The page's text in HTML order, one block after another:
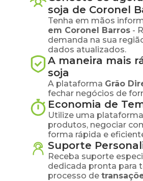
soja de Coronel
Tenha em mãos
em Coronel Barros -
demanda na sua
dados atualizados.
A maneira mais
soja
A plataforma Grão
fechar negócios de
Economia de
Utilize uma
produtos, negociar
forma rápida e
Suporte
Receba suporte
dedicada pronta para
processo de